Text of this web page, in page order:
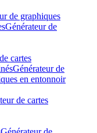
de graphiques
Générateur de
cartes
Générateur de
en entonnoir
de cartes